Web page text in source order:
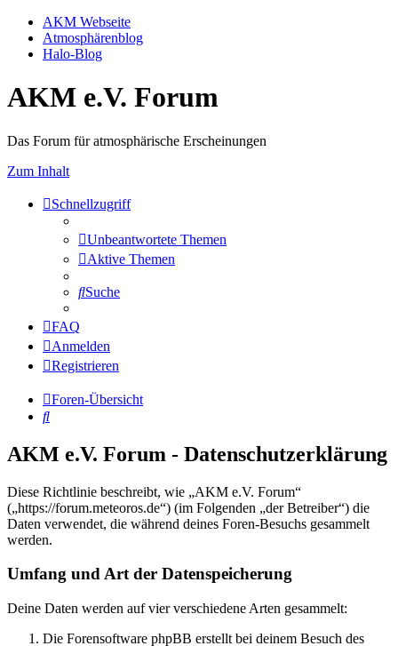
AKM Webseite
Atmosphärenblog
Halo-Blog
AKM e.V. Forum
Das Forum für atmosphärische Erscheinungen
Zum Inhalt
Schnellzugriff
Unbeantwortete Themen
Aktive Themen
Suche
FAQ
Anmelden
Registrieren
Foren-Übersicht
Suche
AKM e.V. Forum - Datenschutzerklärung
Diese Richtlinie beschreibt, wie „AKM e.V. Forum“
(„https://forum.meteoros.de“) (im Folgenden „der Betreiber“) die
Daten verwendet, die während deines Foren-Besuchs gesammelt
werden.
Umfang und Art der Datenspeicherung
Deine Daten werden auf vier verschiedene Arten gesammelt:
Die Forensoftware phpBB erstellt bei deinem Besuch des